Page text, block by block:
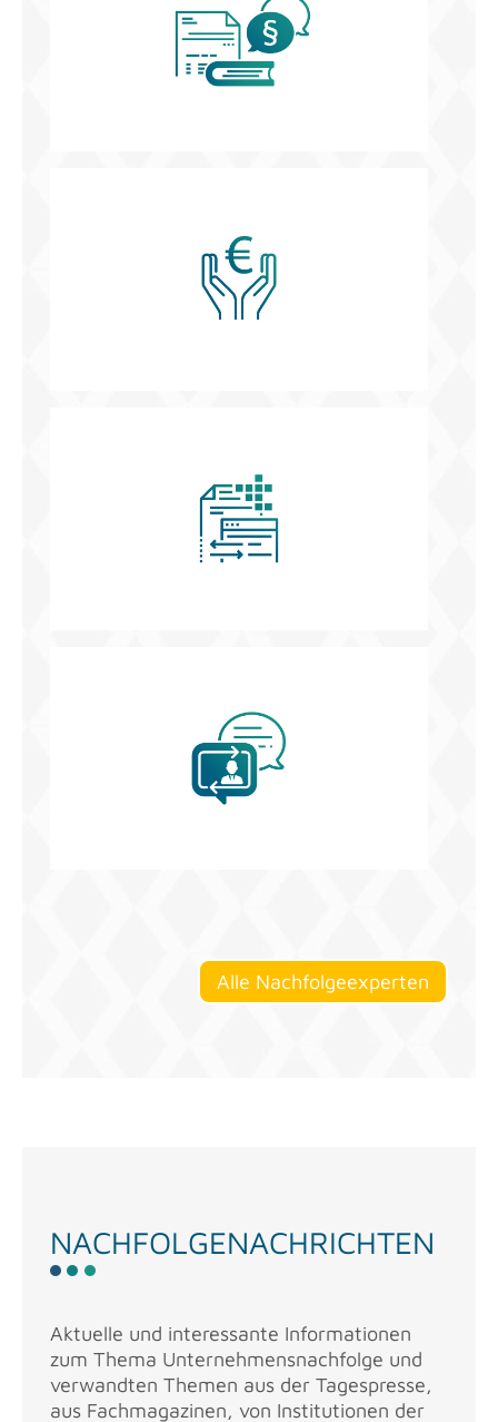
Alle Nach­fol­ge­ex­per­ten
NACH­FOL­GE­NACH­RICH­TEN
Ak­tu­el­le und in­ter­es­san­te In­for­ma­tio­nen
zum Thema Un­ter­neh­mens­nach­fol­ge und
ver­wand­ten The­men aus der Ta­ges­pres­se,
aus Fach­ma­ga­zi­nen, von In­sti­tu­tio­nen der